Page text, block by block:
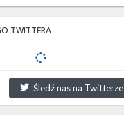
TWITTERA
Śledź nas na Twitterze